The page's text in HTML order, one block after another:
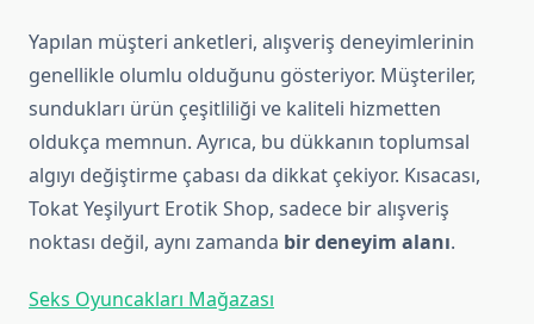
Yapılan müşteri anketleri, alışveriş deneyimlerinin
genellikle olumlu olduğunu gösteriyor. Müşteriler,
sundukları ürün çeşitliliği ve kaliteli hizmetten
oldukça memnun. Ayrıca, bu dükkanın toplumsal
algıyı değiştirme çabası da dikkat çekiyor. Kısacası,
Tokat Yeşilyurt Erotik Shop, sadece bir alışveriş
noktası değil, aynı zamanda bir deneyim alanı.
Seks Oyuncakları Mağazası